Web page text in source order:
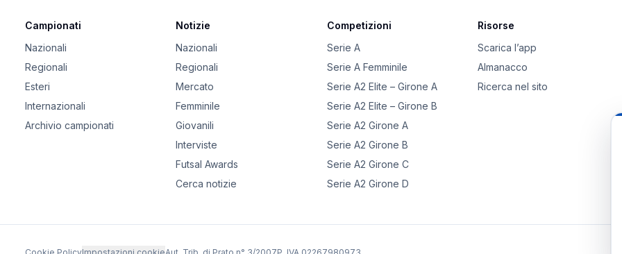
Campionati
Nazionali
Regionali
Esteri
Internazionali
Archivio campionati
Notizie
Nazionali
Regionali
Mercato
Femminile
Giovanili
Interviste
Futsal Awards
Cerca notizie
Competizioni
Serie A
Serie A Femminile
Serie A2 Elite – Girone A
Serie A2 Elite – Girone B
Serie A2 Girone A
Serie A2 Girone B
Serie A2 Girone C
Serie A2 Girone D
Risorse
Scarica l’app
Almanacco
Ricerca nel sito